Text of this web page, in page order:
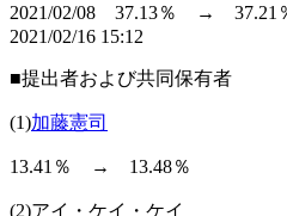
2021/02/08 37.13％ →
2021/02/16 15:12
■提出者および共同保有者
(1)加藤憲司
13.41％ → 13.48％
(2)アイ・ケイ・ケイ